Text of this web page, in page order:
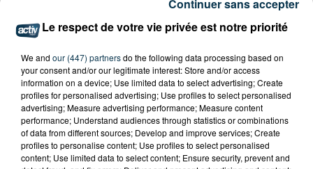
Du vendredi 2 au lundi 5 août, c’est la Fête Patronale à
Briennon !
Au programme :
- Vendredi : Challenge de pétanque à partir de 18H
- Samedi : Concours de boules à 9H, courses
pédestres à 17H. Repas à l'Espanade du Port à 20H30
et spectacle musical Irlandais à 21H
Le respect de votre vie privée est notre priorité
We and our (447) partnersdo the following data processing based on
your consent and/or our legitimate interest: Store and/or access
information on a device; Use limited data to select advertising; Create
profiles for personalised advertising; Use profiles to select personalised
advertising; Measure advertising performance; Measure content
performance; Understand audiences through statistics or combinations
of data from different sources; Develop and improve services; Create
profiles to personalise content; Use profiles to select personalised
content; Use limited data to select content; Ensure security, prevent and
Continuer sans accepter